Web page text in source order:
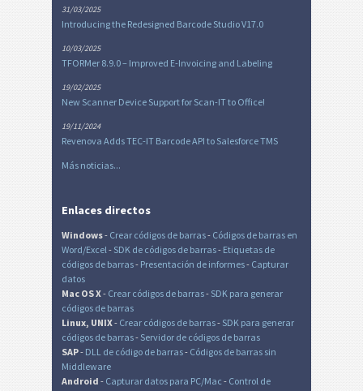
31/03/2025
Introducing the Redesigned Barcode Studio V17.0
10/03/2025
TFORMer 8.9.0 – Improved E-Invoicing and Labeling
19/02/2025
New Scanner Device Support for Scan-IT to Office!
19/11/2024
Revenova Adds TEC-IT Barcode API to Salesforce TMS
Más noticias...
Enlaces directos
Windows- Crear códigos de barras- Códigos de barras en
Word/Excel- SDK de códigos de barras- Etiquetas de
códigos de barras- Presentación de informes- Capturar
datos
Mac OS X- Crear códigos de barras- SDK para generar
códigos de barras
Linux, UNIX- Crear códigos de barras- SDK para generar
códigos de barras- Servidor de códigos de barras
SAP- DLL de código de barras- Códigos de barras sin
Middleware
Android - Capturar datos para PC/Mac - Control de